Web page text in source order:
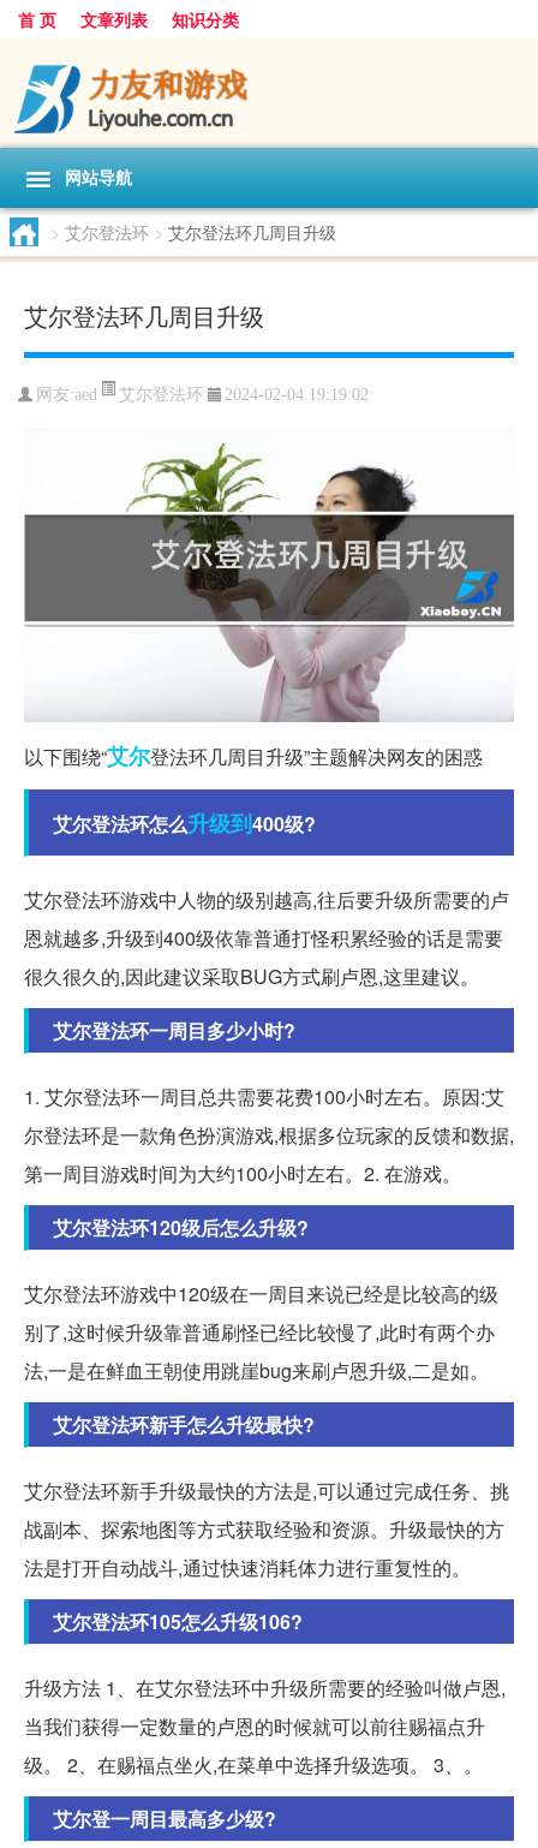
首 页 文章列表 知识分类
网站导航
> 艾尔登法环 > 艾尔登法环几周目升级
艾尔登法环几周目升级
网友:aed 艾尔登法环 2024-02-04 19:19:02
以下围绕“艾尔登法环几周目升级”主题解决网友的困惑
艾尔登法环怎么升级到400级?
艾尔登法环游戏中人物的级别越高,往后要升级所需要的卢
恩就越多,升级到400级依靠普通打怪积累经验的话是需要
很久很久的,因此建议采取BUG方式刷卢恩,这里建议。
艾尔登法环一周目多少小时?
1. 艾尔登法环一周目总共需要花费100小时左右。原因:艾
尔登法环是一款角色扮演游戏,根据多位玩家的反馈和数据,
第一周目游戏时间为大约100小时左右。2. 在游戏。
艾尔登法环120级后怎么升级?
艾尔登法环游戏中120级在一周目来说已经是比较高的级
别了,这时候升级靠普通刷怪已经比较慢了,此时有两个办
法,一是在鲜血王朝使用跳崖bug来刷卢恩升级,二是如。
艾尔登法环新手怎么升级最快?
艾尔登法环新手升级最快的方法是,可以通过完成任务、挑
战副本、探索地图等方式获取经验和资源。升级最快的方
法是打开自动战斗,通过快速消耗体力进行重复性的。
艾尔登法环105怎么升级106?
升级方法 1、在艾尔登法环中升级所需要的经验叫做卢恩,
当我们获得一定数量的卢恩的时候就可以前往赐福点升
级。 2、在赐福点坐火,在菜单中选择升级选项。 3、。
艾尔登一周目最高多少级?